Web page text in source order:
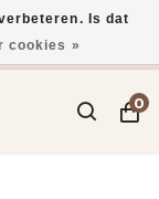
verzonden*
0
Is dat
cookies »